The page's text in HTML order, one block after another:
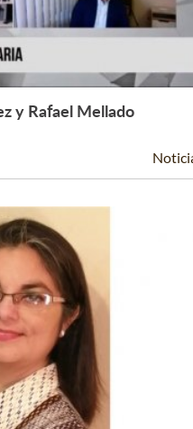
Leer Más +
y Rafael Mellado